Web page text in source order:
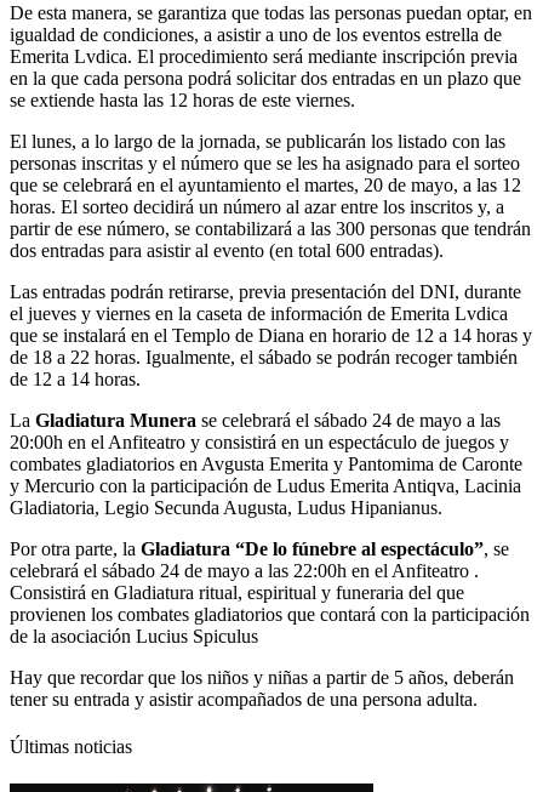
De esta manera, se garantiza que todas las personas puedan optar, en
igualdad de condiciones, a asistir a uno de los eventos estrella de
Emerita Lvdica. El procedimiento será mediante inscripción previa
en la que cada persona podrá solicitar dos entradas en un plazo que
se extiende hasta las 12 horas de este viernes.
El lunes, a lo largo de la jornada, se publicarán los listado con las
personas inscritas y el número que se les ha asignado para el sorteo
que se celebrará en el ayuntamiento el martes, 20 de mayo, a las 12
horas. El sorteo decidirá un número al azar entre los inscritos y, a
partir de ese número, se contabilizará a las 300 personas que tendrán
dos entradas para asistir al evento (en total 600 entradas).
Las entradas podrán retirarse, previa presentación del DNI, durante
el jueves y viernes en la caseta de información de Emerita Lvdica
que se instalará en el Templo de Diana en horario de 12 a 14 horas y
de 18 a 22 horas. Igualmente, el sábado se podrán recoger también
de 12 a 14 horas.
La Gladiatura Munera se celebrará el sábado 24 de mayo a las
20:00h en el Anfiteatro y consistirá en un espectáculo de juegos y
combates gladiatorios en Avgusta Emerita y Pantomima de Caronte
y Mercurio con la participación de Ludus Emerita Antiqva, Lacinia
Gladiatoria, Legio Secunda Augusta, Ludus Hipanianus.
Por otra parte, la Gladiatura “De lo fúnebre al espectáculo”, se
celebrará el sábado 24 de mayo a las 22:00h en el Anfiteatro .
Consistirá en Gladiatura ritual, espiritual y funeraria del que
provienen los combates gladiatorios que contará con la participación
de la asociación Lucius Spiculus
Hay que recordar que los niños y niñas a partir de 5 años, deberán
tener su entrada y asistir acompañados de una persona adulta.
Últimas noticias